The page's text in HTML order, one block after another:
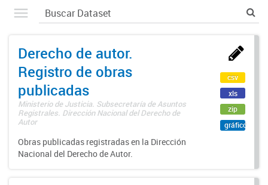
Derecho de autor.
Registro de obras
publicadas
Ministerio de Justicia. Subsecretaría de Asuntos
Registrales. Dirección Nacional del Derecho de
Autor
Obras publicadas registradas en la Dirección
Nacional del Derecho de Autor.
csv
xls
zip
gráfico